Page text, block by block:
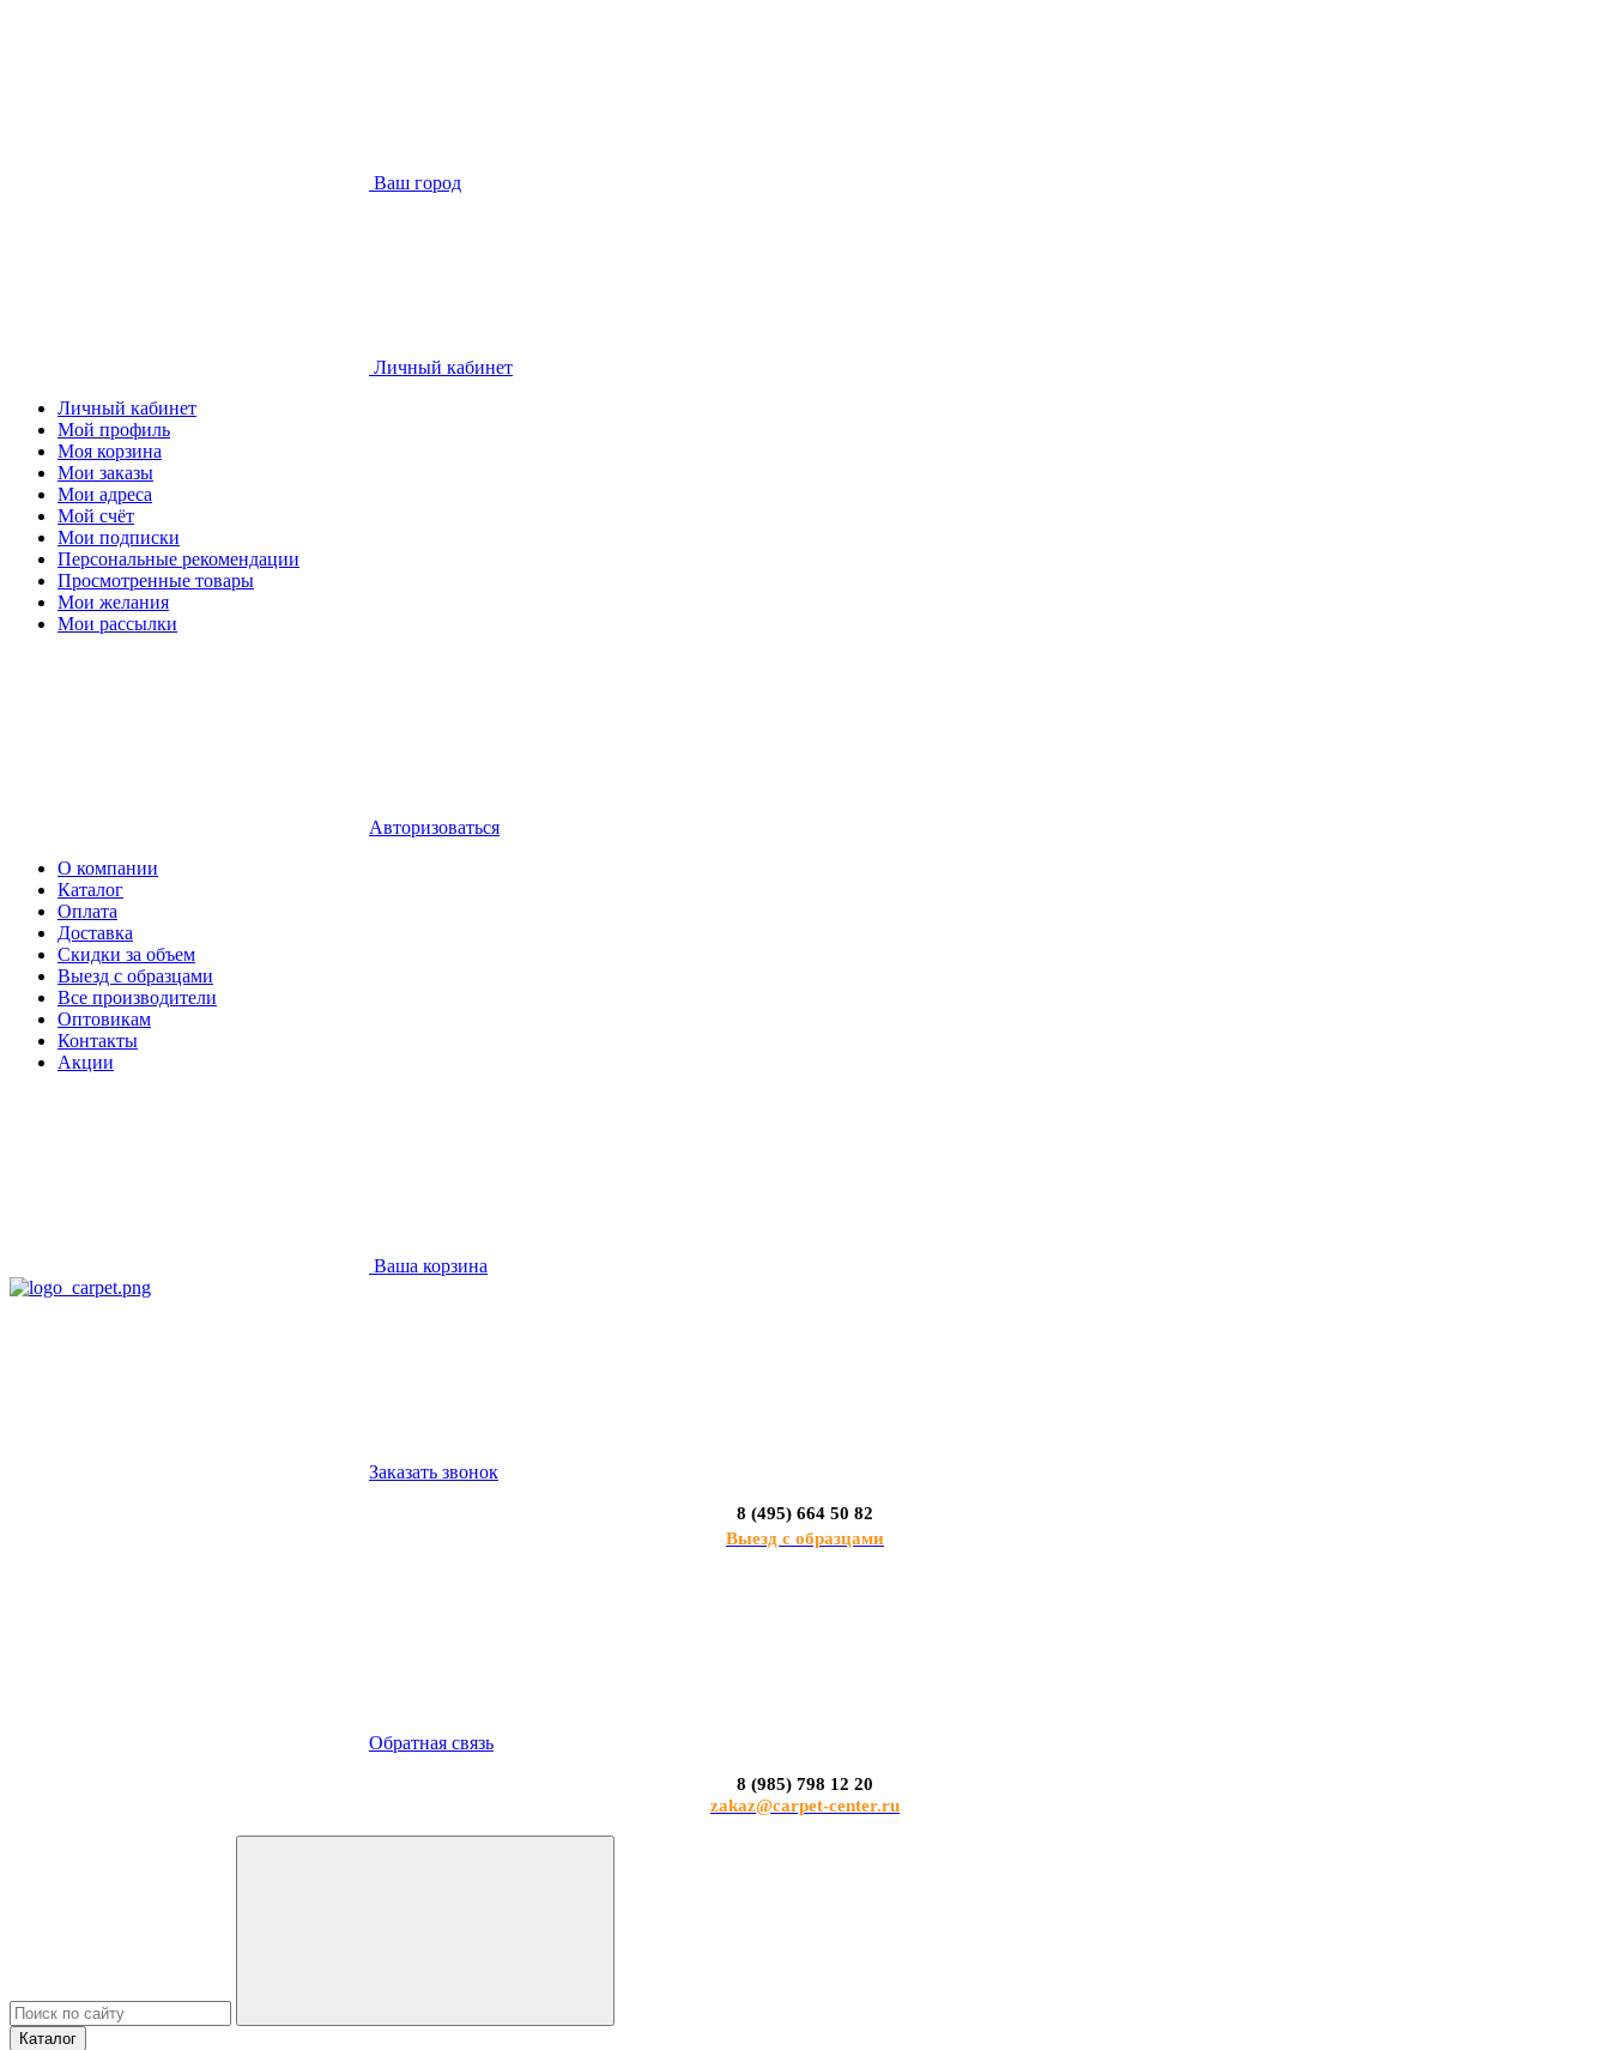
Ваш город
Личный кабинет
Личный кабинет
Мой профиль
Моя корзина
Мои заказы
Мои адреса
Мой счёт
Мои подписки
Персональные рекомендации
Просмотренные товары
Мои желания
Мои рассылки
Авторизоваться
О компании
Каталог
Оплата
Доставка
Скидки за объем
Выезд с образцами
Все производители
Оптовикам
Контакты
Акции
Ваша корзина
Заказать звонок
8 (495) 664 50 82
Выезд с образцами
Обратная связь
8 (985) 798 12 20
zakaz@carpet-center.ru
Каталог